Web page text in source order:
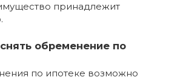
принадлежит
обременение по
по ипотеке возможно